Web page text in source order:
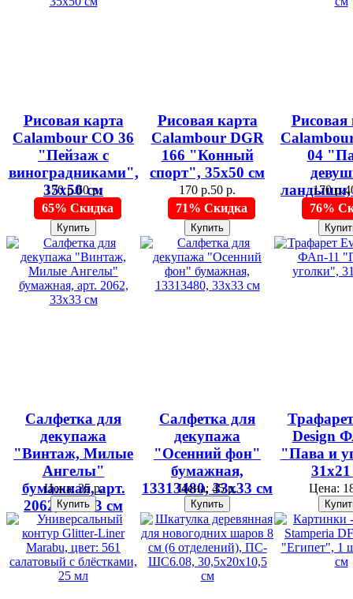
Рисовая карта
Calambour CO 36
"Пейзаж с
виноградниками",
35х50 см
170 р.60 р.
65% Скидка
Рисовая карта
Calambour DGR
166 "Конный
спорт", 35х50 см
170 р.50 р.
71% Скидка
Рисовая
04
170 р.
76%
Салфетка для
декупажа
"Винтаж, Милые
Ангелы"
бумажная, арт.
2062, 33х33 см
Цена:35 р.
Салфетка для
декупажа
"Осенний фон"
бумажная,
13313480, 33х33 см
Цена: 45 р.
Design
"Пава и
Цена: